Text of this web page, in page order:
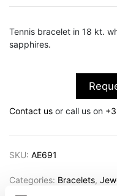
Tennis bracelet in 18 kt.
sapphires.
Contact us or call us on
SKU: AE691
Categories: Bracelets,